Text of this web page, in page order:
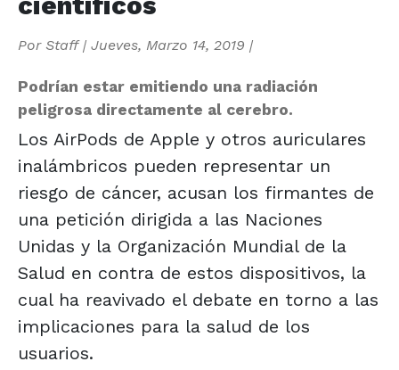
Por Staff| Jueves, Marzo 14, 2019 |
Podrían estar emitiendo una radiación
peligrosa directamente al cerebro.
Los AirPods de Apple y otros auriculares
inalámbricos pueden representar un
riesgo de cáncer, acusan los firmantes de
una petición dirigida a las Naciones
Unidas y la Organización Mundial de la
Salud en contra de estos dispositivos, la
cual ha reavivado el debate en torno a las
implicaciones para la salud de los
usuarios.